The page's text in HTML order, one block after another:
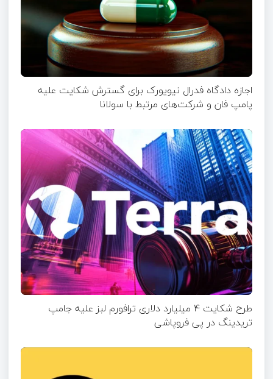
اجازه دادگاه فدرال نیویورک برای گسترش شکایت علیه
پامپ فان و شرکت‌های مرتبط با سولانا
طرح شکایت ۴ میلیارد دلاری ترافورم لبز علیه جامپ
تریدینگ در پی فروپاشی